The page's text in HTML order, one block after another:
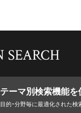
テーマ別検索機能を
目的・分野毎に最適化された検